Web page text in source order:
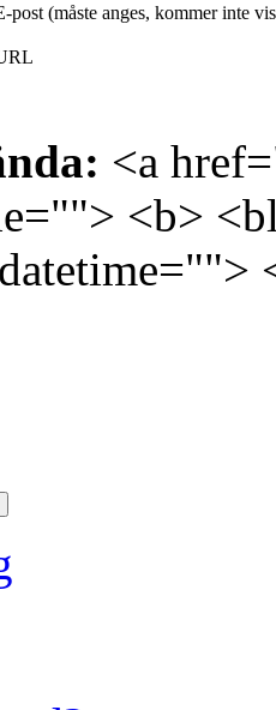
post (måste anges, kommer inte
<a
<b>